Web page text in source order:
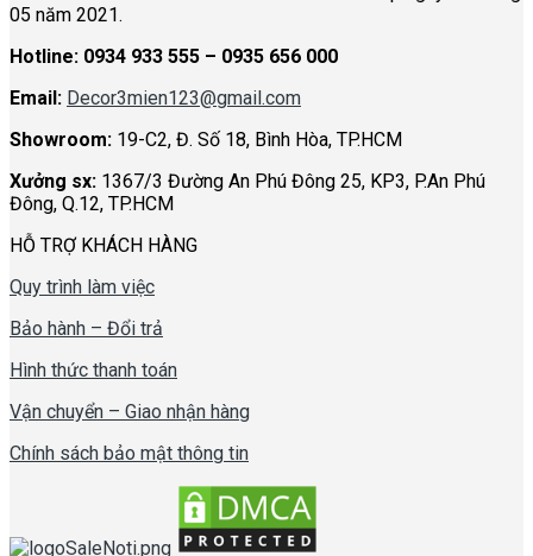
05 năm 2021.
Hotline: 0934 933 555 – 0935 656 000
Email: Decor3mien123@gmail.com
Showroom: 19-C2, Đ. Số 18, Bình Hòa, TP.HCM
Xưởng sx: 1367/3 Đường An Phú Đông 25, KP3, P.An Phú
Đông, Q.12, TP.HCM
HỖ TRỢ KHÁCH HÀNG
Quy trình làm việc
Bảo hành – Đổi trả
Hình thức thanh toán
Vận chuyển – Giao nhận hàng
Chính sách bảo mật thông tin